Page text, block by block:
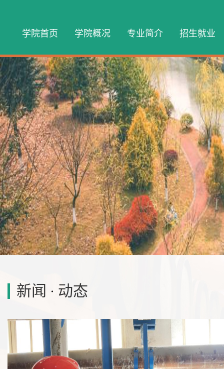
学院首页 学院概况 专业简介 招生就业
新闻 动态